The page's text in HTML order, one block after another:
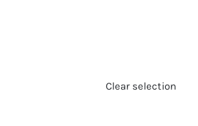
Clear selection